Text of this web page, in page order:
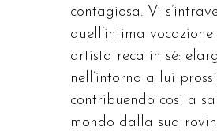
contagiosa. Vi
quell’intima
artista reca in sé:
nell’intorno a lui
contribuendo cosi a
mondo dalla sua